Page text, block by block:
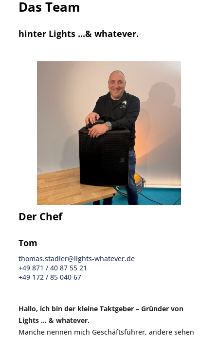
Das Team
hinter Lights ...& whatever.
Der Chef
Tom
thomas.stadler@lights-whatever.de
+49 871 / 40 87 55 21
+49 172 / 85 040 67
Hallo, ich bin der kleine Taktgeber – Gründer von
Lights … & whatever.
Manche nennen mich Geschäftsführer, andere sehen